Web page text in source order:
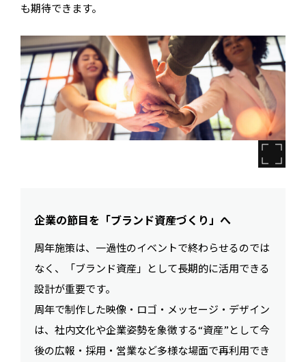
も期待できます。
企業の節目を「ブランド資産づくり」へ
周年施策は、一過性のイベントで終わらせるのでは
なく、「ブランド資産」として長期的に活用できる
設計が重要です。
周年で制作した映像・ロゴ・メッセージ・デザイン
は、社内文化や企業姿勢を象徴する“資産”として今
後の広報・採用・営業など多様な場面で再利用でき